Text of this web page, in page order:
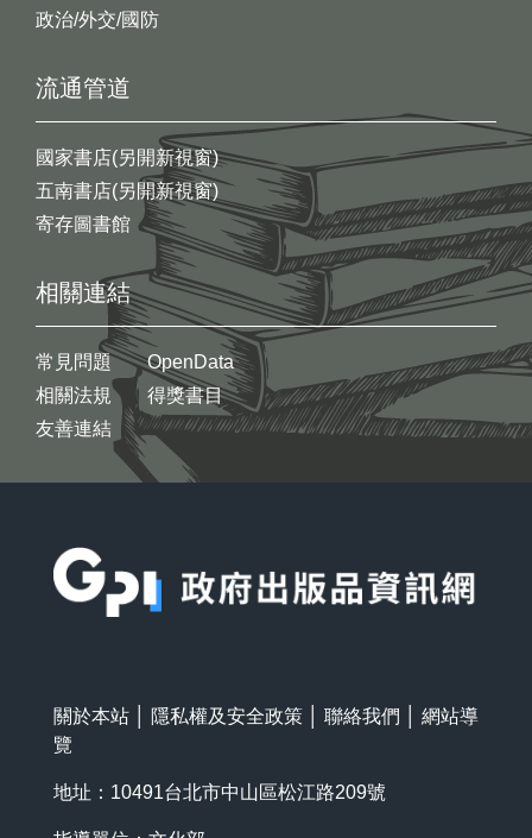
政治/外交/國防
流通管道
國家書店(另開新視窗)
五南書店(另開新視窗)
寄存圖書館
相關連結
常見問題
相關法規
友善連結
OpenData
得獎書目
關於本站 隱私權及安全政策 聯絡我們
網站導
覽
地址：10491台北市中山區松江路209號